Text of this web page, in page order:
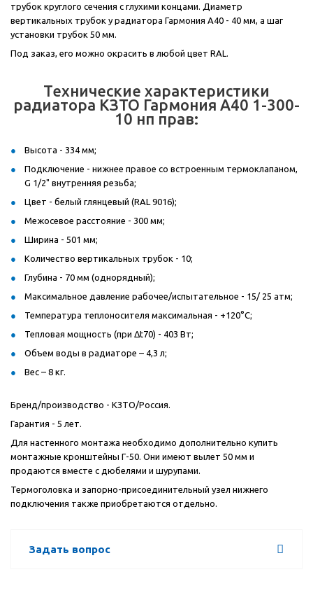
трубок круглого сечения с глухими концами. Диаметр
вертикальных трубок у радиатора Гармония А40 - 40 мм, а шаг
установки трубок 50 мм.
Под заказ, его можно окрасить в любой цвет RAL.
Технические характеристики
радиатора КЗТО Гармония А40 1-300-
10 нп прав:
Высота - 334 мм;
Подключение - нижнее правое со встроенным термоклапаном,
G 1/2" внутренняя резьба;
Цвет - белый глянцевый (RAL 9016);
Межосевое расстояние - 300 мм;
Ширина - 501 мм;
Количество вертикальных трубок - 10;
Глубина - 70 мм (однорядный);
Максимальное давление рабочее/испытательное - 15/ 25 атм;
Температура теплоносителя максимальная - +120°С;
Тепловая мощность (при Δt70) - 403 Вт;
Объем воды в радиаторе – 4,3 л;
Вес – 8 кг.
Бренд/производство - КЗТО/Россия.
Гарантия - 5 лет.
Для настенного монтажа необходимо дополнительно купить
монтажные кронштейны Г-50. Они имеют вылет 50 мм и
продаются вместе с дюбелями и шурупами.
Термоголовка и запорно-присоединительный узел нижнего
подключения также приобретаются отдельно.
Задать вопрос